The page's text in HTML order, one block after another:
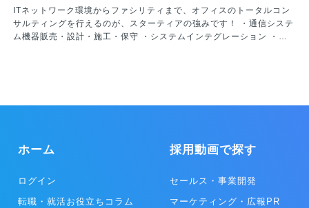
ITネットワーク環境からファシリティまで、オフィスのトータルコン
サルティングを行えるのが、スターティアの強みです！ ・通信システ
ム機器販売・設計・施工・保守 ・システムインテグレーション ・セ
ホーム
ログイン
転職・就活お役立ちコラム
採用動画で探す
セールス・事業開発
マーケティング・広報PR